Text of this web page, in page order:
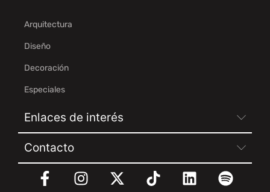
Arquitectura
Diseño
Decoración
Especiales
Enlaces de interés
Contacto